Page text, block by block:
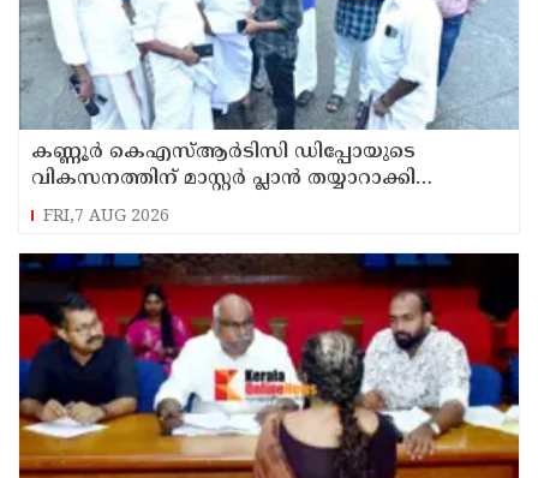
കണ്ണൂർ കെഎസ്ആർടിസി ഡിപ്പോയുടെ
വികസനത്തിന് മാസ്റ്റർ പ്ലാൻ തയ്യാറാക്കി
സമർപ്പിക്കും : ടി ഒ മോഹനൻ എം എൽ എ
FRI,7 AUG 2026